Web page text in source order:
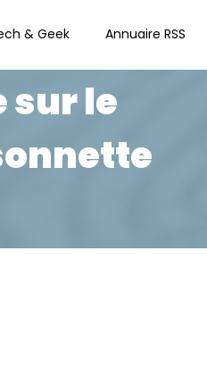
& Geek Annuaire RSS
sur le